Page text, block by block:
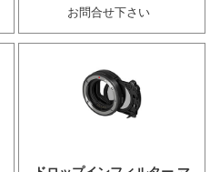
お問合せ下さい